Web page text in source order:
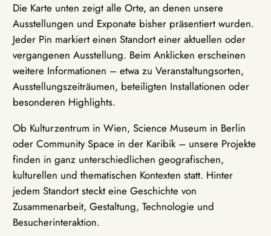
Die Karte unten zeigt alle Orte, an denen unsere
Ausstellungen und Exponate bisher präsentiert wurden.
Jeder Pin markiert einen Standort einer aktuellen oder
vergangenen Ausstellung. Beim Anklicken erscheinen
weitere Informationen – etwa zu Veranstaltungsorten,
Ausstellungszeiträumen, beteiligten Installationen oder
besonderen Highlights.
Ob Kulturzentrum in Wien, Science Museum in Berlin
oder Community Space in der Karibik – unsere Projekte
finden in ganz unterschiedlichen geografischen,
kulturellen und thematischen Kontexten statt. Hinter
jedem Standort steckt eine Geschichte von
Zusammenarbeit, Gestaltung, Technologie und
Besucherinteraktion.